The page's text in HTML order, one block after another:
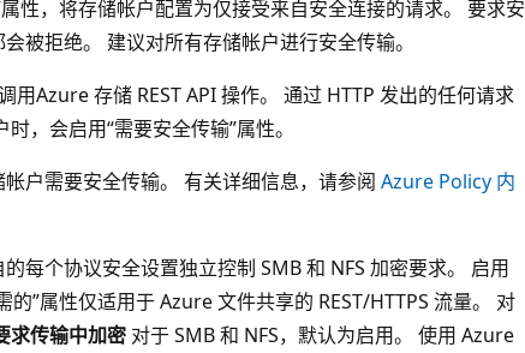
性，将存储帐户配置为仅接受来自安全连接的请求。 要求安
被拒绝。 建议对所有存储帐户进行安全传输。
用Azure 存储 REST API 操作。 通过 HTTP 发出的任何请求
，会启用“需要安全传输”属性。
户需要安全传输。 有关详细信息，请参阅 Azure Policy 内
每个协议安全设置独立控制 SMB 和 NFS 加密要求。 启用
”属性仅适用于 Azure 文件共享的 REST/HTTPS 流量。 对
求传输中加密 对于 SMB 和 NFS，默认为启用。 使用 Azure